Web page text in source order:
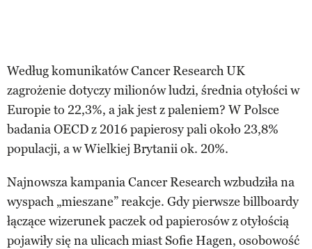
Według komunikatów Cancer Research UK
zagrożenie dotyczy milionów ludzi, średnia otyłości w
Europie to 22,3%, a jak jest z paleniem? W Polsce
badania OECD z 2016 papierosy pali około 23,8%
populacji, a w Wielkiej Brytanii ok. 20%.
Najnowsza kampania Cancer Research wzbudziła na
wyspach „mieszane” reakcje. Gdy pierwsze billboardy
łączące wizerunek paczek od papierosów z otyłością
pojawiły się na ulicach miast Sofie Hagen, osobowość